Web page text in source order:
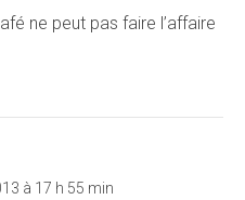
ne peut pas faire l’affaire
à 17 h 55 min